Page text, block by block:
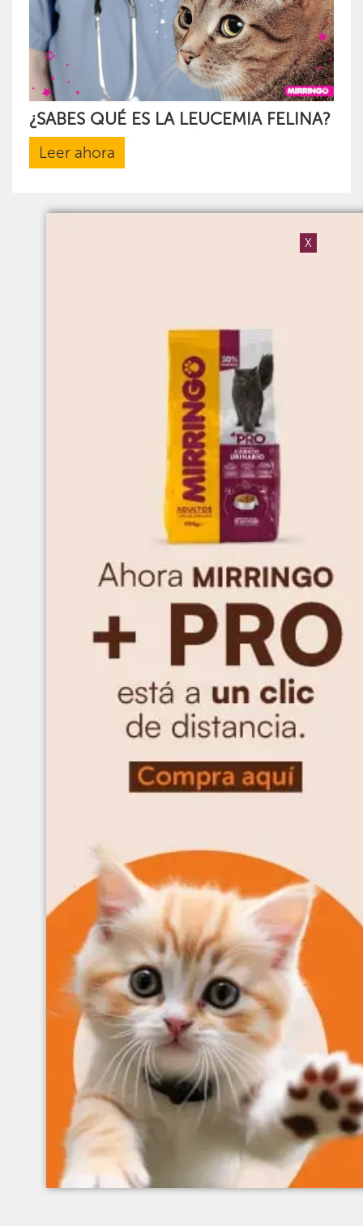
¿SABES QUÉ ES LA LEUCEMIA FELINA?
Leer ahora
X